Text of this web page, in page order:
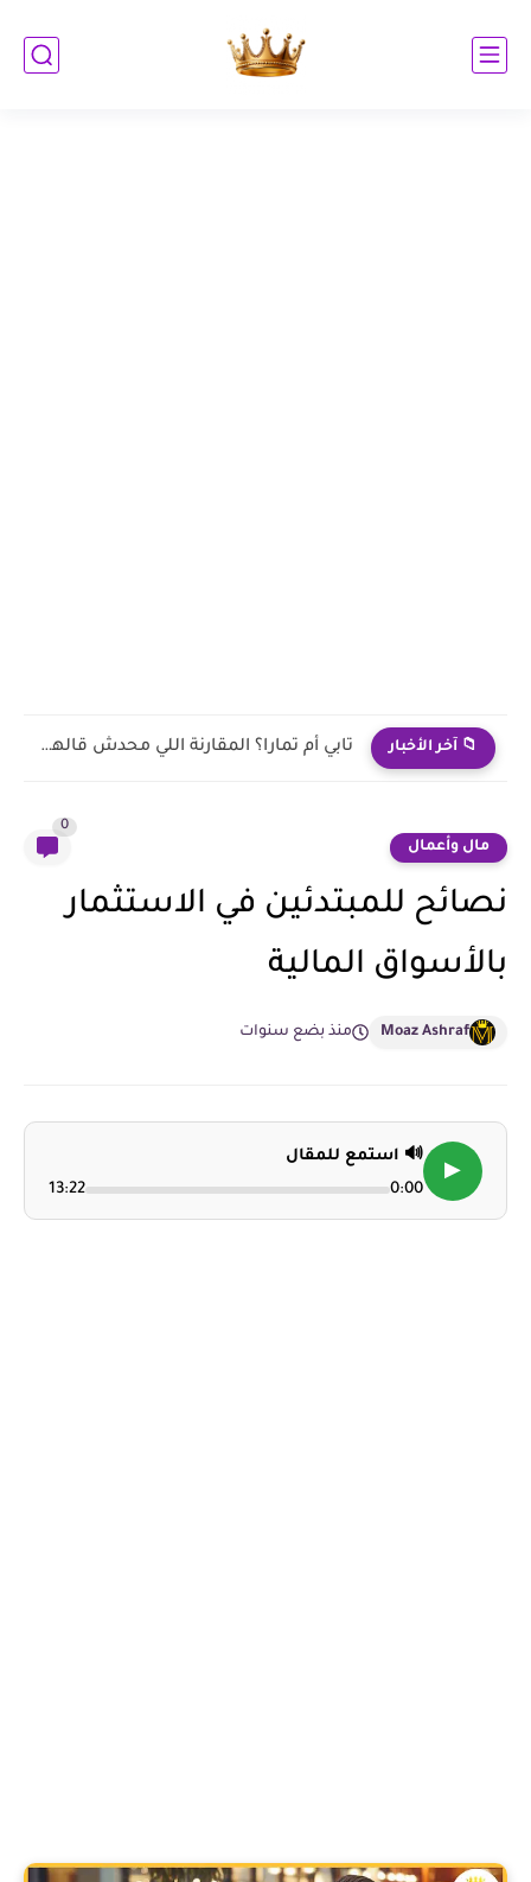
📁 آخر الأخبار هل عقد إيجارك في السعودية موثّق فعلًا؟ إليك الطريقة الصحيحة...
مال وأعمال
0
نصائح للمبتدئين في الاستثمار
بالأسواق المالية
Moaz Ashraf منذ بضع سنوات
▶
🔊 استمع للمقال
0:00
13:22